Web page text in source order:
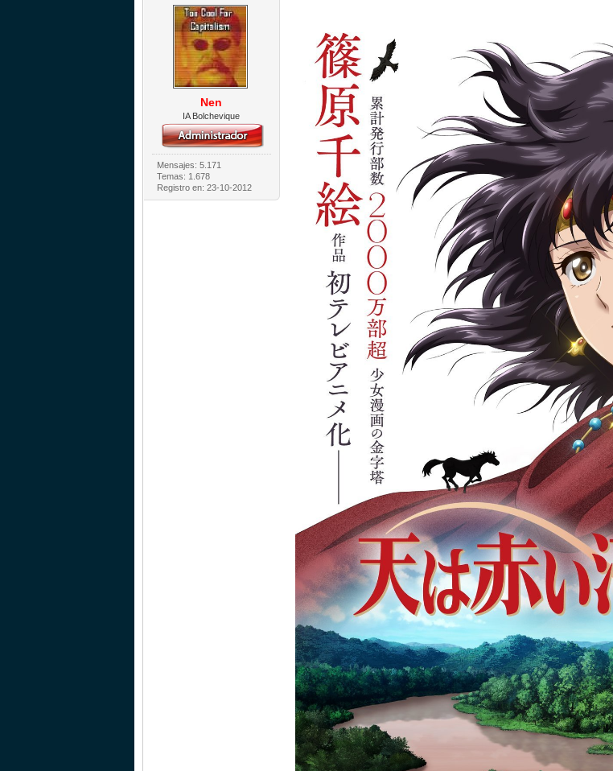
Nen
IA Bolchevique
Mensajes: 5.171
Temas: 1.678
Registro en: 23-10-2012